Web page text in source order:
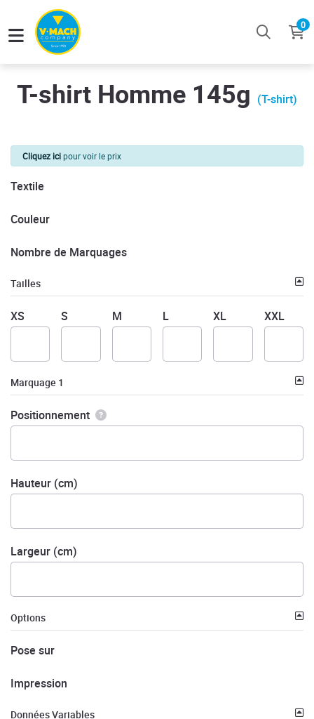
0
T-shirt Homme 145g (T-shirt)
Cliquez icipour voir le prix
Textile
Couleur
Nombre de Marquages
Tailles
XS S M L XL XXL
Marquage 1
Positionnement
Hauteur (cm)
Largeur (cm)
Options
Pose sur
Impression
Données Variables